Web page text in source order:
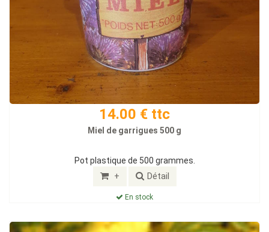
14.00 € ttc
Miel de garrigues 500 g
Pot plastique de 500 grammes.
+ Détail
En stock